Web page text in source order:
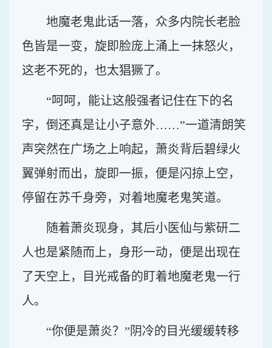
地魔老鬼此话一落，众多内院长老脸
色皆是一变，旋即脸庞上涌上一抹怒火，
这老不死的，也太猖獗了。
“呵呵，能让这般强者记住在下的名
字，倒还真是让小子意外……”一道清朗笑
声突然在广场之上响起，萧炎背后碧绿火
翼弹射而出，旋即一振，便是闪掠上空，
停留在苏千身旁，对着地魔老鬼笑道。
随着萧炎现身，其后小医仙与紫研二
人也是紧随而上，身形一动，便是出现在
了天空上，目光戒备的盯着地魔老鬼一行
人。
“你便是萧炎？”阴冷的目光缓缓转移